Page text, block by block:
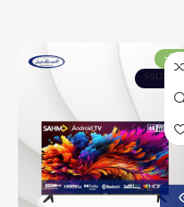
-48%
SOLD OUT